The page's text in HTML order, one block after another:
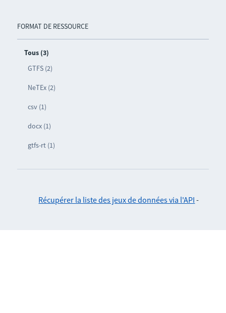
FORMAT DE RESSOURCE
Tous (3)
GTFS (2)
NeTEx (2)
csv (1)
docx (1)
gtfs-rt (1)
Récupérer la liste des jeux de données via l'API -